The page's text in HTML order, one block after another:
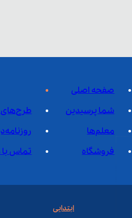
صفحه اصلی
شما پرسیدین
طرح‌های
معلم‌ها
فروشگاه
تماس با
ابتدایی